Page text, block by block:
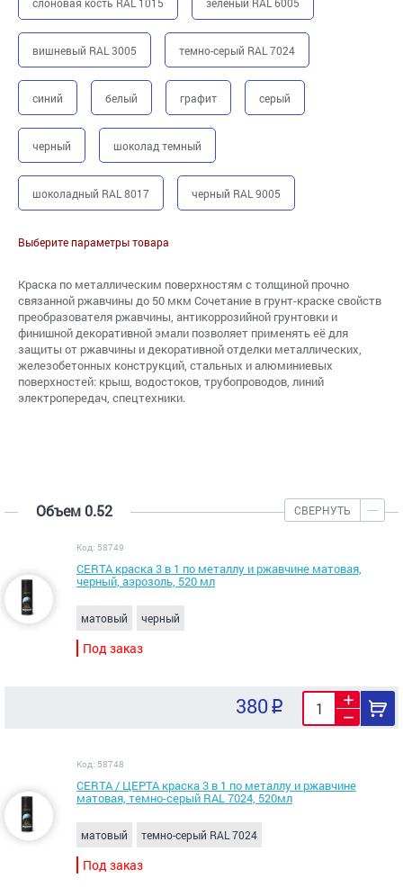
вишневый RAL 3005 темно-серый RAL 7024
синий белый графит серый
черный шоколад темный
шоколадный RAL 8017 черный RAL 9005
Выберите параметры товара
Краска по металлическим поверхностям с толщиной прочно
связанной ржавчины до 50 мкм Сочетание в грунт-краске свойств
преобразователя ржавчины, антикоррозийной грунтовки и
финишной декоративной эмали позволяет применять её для
защиты от ржавчины и декоративной отделки металлических,
железобетонных конструкций, стальных и алюминиевых
поверхностей: крыш, водостоков, трубопроводов, линий
электропередач, спецтехники.
Объем 0.52 СВЕРНУТЬ
Код: 58749
CERTA краска 3 в 1 по металлу и ржавчине матовая,
черный, аэрозоль, 520 мл
матовый черный
Под заказ
380
Код: 58748
CERTA / ЦЕРТА краска 3 в 1 по металлу и ржавчине
матовая, темно-серый RAL 7024, 520мл
матовый темно-серый RAL 7024
Под заказ